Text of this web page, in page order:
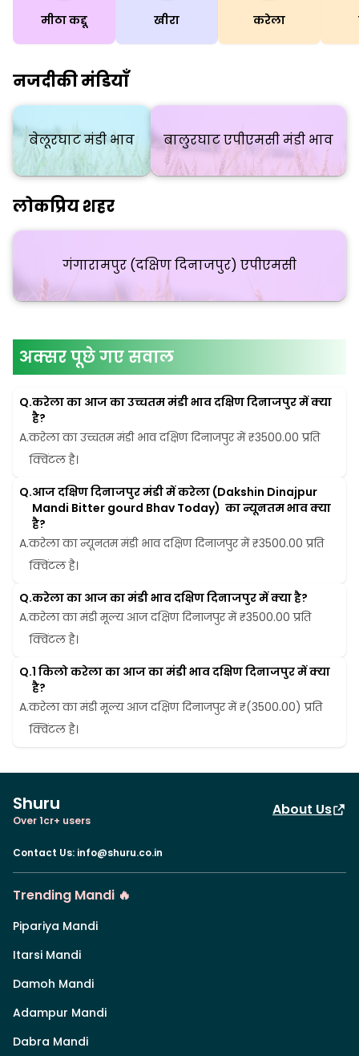
मीठा कद्दू खीरा करेला
नजदीकी मंडियाँ
बेलूरघाट मंडी भाव बालुरघाट एपीएमसी मंडी भाव
लोकप्रिय शहर
गंगारामपुर (दक्षिण दिनाजपुर) एपीएमसी
अक्सर पूछे गए सवाल
Q.करेला का आज का उच्चतम मंडी भाव दक्षिण दिनाजपुर में क्या
है?
A.करेला का उच्चतम मंडी भाव दक्षिण दिनाजपुर में ₹3500.00 प्रति
क्विंटल है।
Q.आज दक्षिण दिनाजपुर मंडी में करेला (Dakshin Dinajpur
Mandi Bitter gourd Bhav Today)  का न्यूनतम भाव क्या
है?
A.करेला का न्यूनतम मंडी भाव दक्षिण दिनाजपुर में ₹3500.00 प्रति
क्विंटल है।
Q.करेला का आज का मंडी भाव दक्षिण दिनाजपुर में क्या है?
A.करेला का मंडी मूल्य आज दक्षिण दिनाजपुर में ₹3500.00 प्रति
क्विंटल है।
Q.1 किलो करेला का आज का मंडी भाव दक्षिण दिनाजपुर में क्या
है?
A.करेला का मंडी मूल्य आज दक्षिण दिनाजपुर में ₹(3500.00) प्रति
क्विंटल है।
Shuru
Over 1cr+ users
About Us
Contact Us: info@shuru.co.in
Trending Mandi 🔥
Pipariya Mandi
Itarsi Mandi
Damoh Mandi
Adampur Mandi
Dabra Mandi